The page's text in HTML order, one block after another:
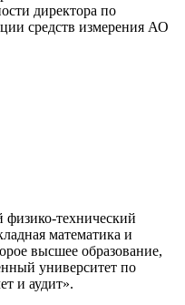
директора по
средств измерения АО
технический
математика и
высшее образование,
университет по
и аудит».